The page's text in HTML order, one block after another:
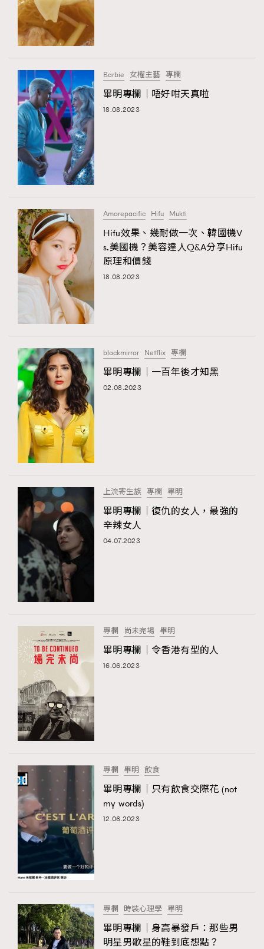
AFrenchMind
EmpowerF
FashionWeek
Barbie 女權主藝 專欄
畢明專欄｜唔好咁天真啦
18.08.2023
Amorepacific Hifu Mukti
Hifu效果、幾耐做一次、韓國機V
s.美國機？美容達人Q&A分享Hifu
原理和價錢
18.08.2023
blackmirror Netflix 專欄
畢明專欄｜一百年後才知黑
02.08.2023
上流寄生族 專欄 畢明
畢明專欄｜復仇的女人，最強的
辛辣女人
04.07.2023
專欄 尚未完場 畢明
畢明專欄｜令香港有型的人
16.06.2023
專欄 畢明 飲食
畢明專欄｜只有飲食交際花 (not
my words)
12.06.2023
專欄 時裝心理學 畢明
畢明專欄｜身高暴發戶：那些男
明星男歌星的鞋到底想點？